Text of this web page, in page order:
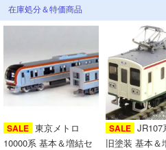
在庫処分＆特価商品
SALE 東京メトロ
10000系 基本＆増結セ
SALE JR107
旧塗装 基本＆